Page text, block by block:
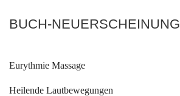
BUCH-NEUERSCHEINUNG
Eurythmie Massage
Heilende Lautbewegungen